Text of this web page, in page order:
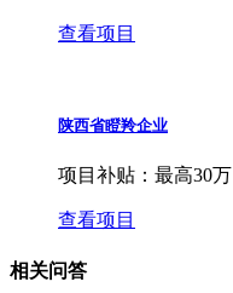
查看项目
陕西省瞪羚企业
项目补贴： 最高30万
查看项目
相关问答